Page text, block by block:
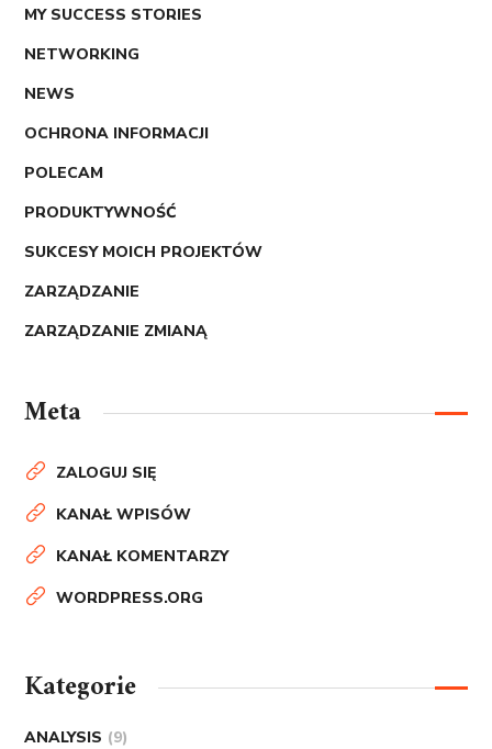
MY SUCCESS STORIES
NETWORKING
NEWS
OCHRONA INFORMACJI
POLECAM
PRODUKTYWNOŚĆ
SUKCESY MOICH PROJEKTÓW
ZARZĄDZANIE
ZARZĄDZANIE ZMIANĄ
Meta
ZALOGUJ SIĘ
KANAŁ WPISÓW
KANAŁ KOMENTARZY
WORDPRESS.ORG
Kategorie
ANALYSIS (9)